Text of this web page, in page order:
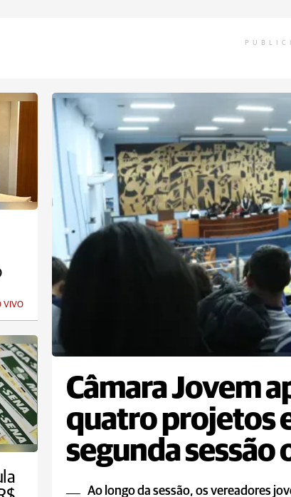
VIVO
Câmara Jovem
quatro projetos
segunda sessão
Ao longo da sessão, os vereadores